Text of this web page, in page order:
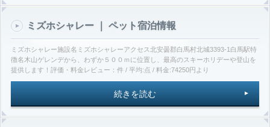
ミズホシャレー ｜ ペット宿泊情報
ミズホシャレー施設名ミズホシャレーアクセス北安曇郡白馬村北城3393-1白馬駅特
徴名木山ゲレンデから、わずか５００ｍに位置し、最高のスキーホリデーや登山を
提供します！評価・料金レビュー：件 / 平均:点 / 料金:74250円より
続きを読む